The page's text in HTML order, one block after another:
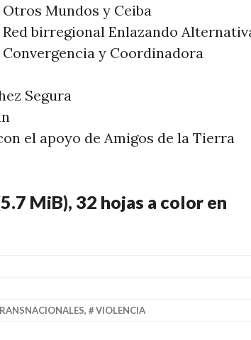
Mundos y Ceiba
birregional Enlazando
y Coordinadora
Segura
el apoyo de Amigos de la Tierra
MiB), 32 hojas a color en
, VIOLENCIA